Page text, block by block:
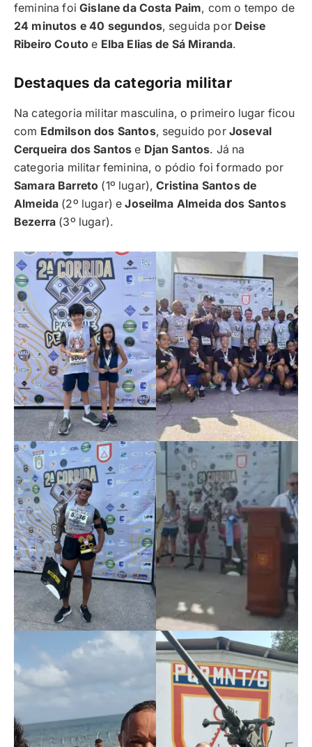
feminina foiGislane da Costa Paim, com o tempo de
24 minutos e 40 segundos, seguida por Deise
Ribeiro Couto e Elba Elias de Sá Miranda.
Destaques da categoria militar
Na categoria militar masculina, o primeiro lugar ficou
com Edmilson dos Santos, seguido por Joseval
Cerqueira dos Santos e Djan Santos. Já na
categoria militar feminina, o pódio foi formado por
Samara Barreto (1º lugar),Cristina Santos de
Almeida (2º lugar) eJoseilma Almeida dos Santos
Bezerra (3º lugar).